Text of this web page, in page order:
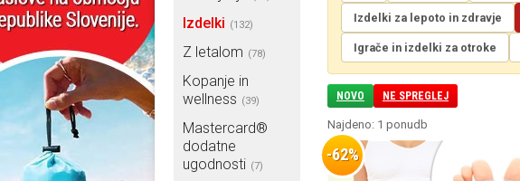
Izdelki (132)
Z letalom (78)
Kopanje in
wellness (39)
Mastercard®
dodatne
ugodnosti (7)
Izdelki za lepoto in zdravje
Igrače in izdelki za otroke
NOVO NE SPREGLEJ
Najdeno: 1 ponudb
-62%